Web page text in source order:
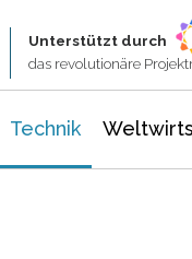
Unterstützt durch
das revolutionäre
Technik